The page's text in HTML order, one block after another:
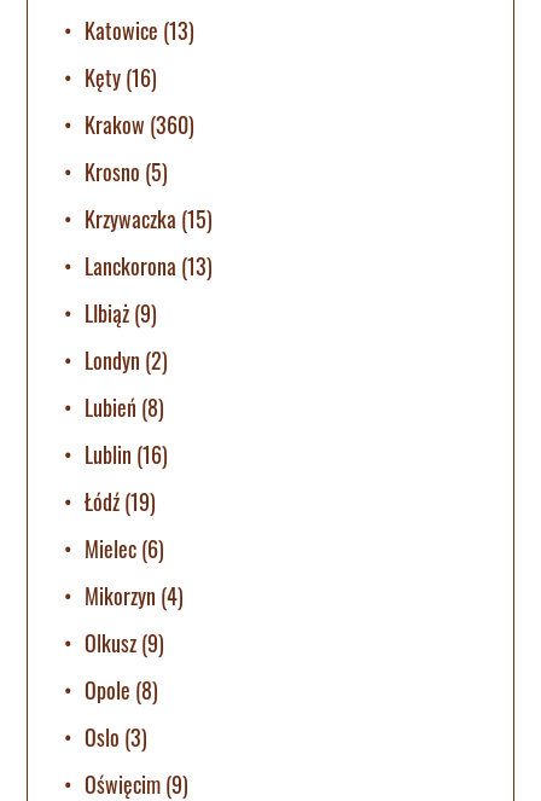
Katowice (13)
Kęty(16)
Krakow (360)
Krosno (5)
Krzywaczka (15)
Lanckorona (13)
LIbiąż(9)
Londyn (2)
Lubień (8)
Lublin (16)
Łódź(19)
Mielec(6)
Mikorzyn (4)
Olkusz(9)
Opole (8)
Oslo (3)
Oświęcim(9)